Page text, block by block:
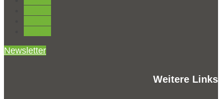
Newsletter
Weitere Links